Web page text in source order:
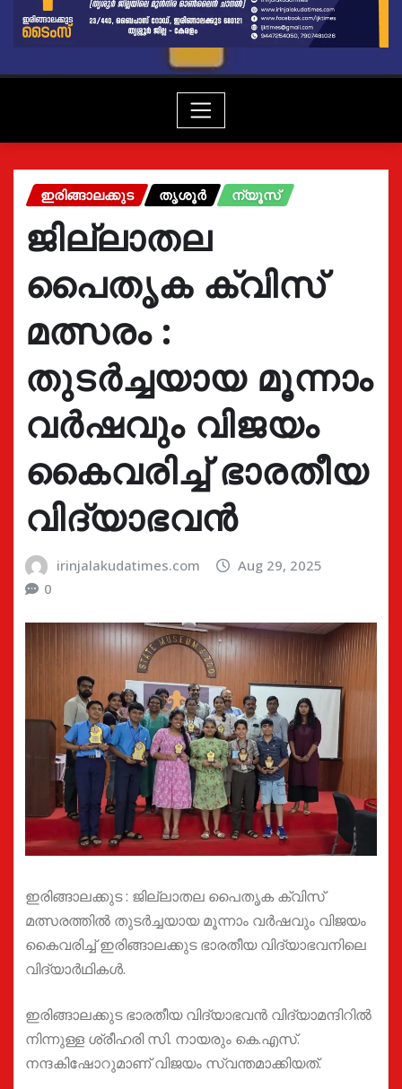
ഇരിങ്ങാലക്കുട തൃശൂർ ന്യൂസ്
ജില്ലാതല
പൈതൃക ക്വിസ്
മത്സരം :
തുടർച്ചയായ മൂന്നാം
വര്‍ഷവും വിജയം
കൈവരിച്ച് ഭാരതീയ
വിദ്യാഭവൻ
irinjalakudatimes.com
Aug 29, 2025
0
ഇരിങ്ങാലക്കുട : ജില്ലാതല പൈതൃക ക്വിസ്
മത്സരത്തിൽ തുടർച്ചയായ മൂന്നാം വർഷവും വിജയം
കൈവരിച്ച് ഇരിങ്ങാലക്കുട ഭാരതീയ വിദ്യാഭവനിലെ
വിദ്യാർഥികൾ.
ഇരിങ്ങാലക്കുട ഭാരതീയ വിദ്യാഭവൻ വിദ്യാമന്ദിറിൽ
നിന്നുള്ള ശ്രീഹരി സി. നായരും കെ.എസ്.
നന്ദകിഷോറുമാണ് വിജയം സ്വന്തമാക്കിയത്.